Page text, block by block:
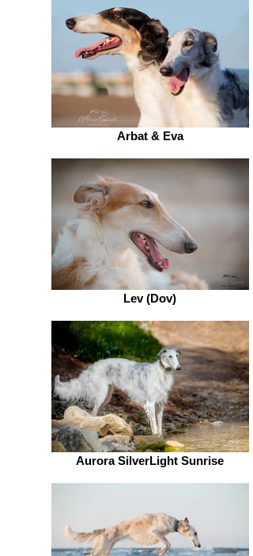
Arbat & Eva
Lev (Dov)
Aurora SilverLight Sunrise